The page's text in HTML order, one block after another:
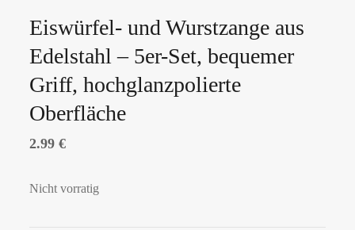
Eiswürfel- und Wurstzange aus
Edelstahl – 5er-Set, bequemer
Griff, hochglanzpolierte
Oberfläche
2.99 €
Nicht vorratig